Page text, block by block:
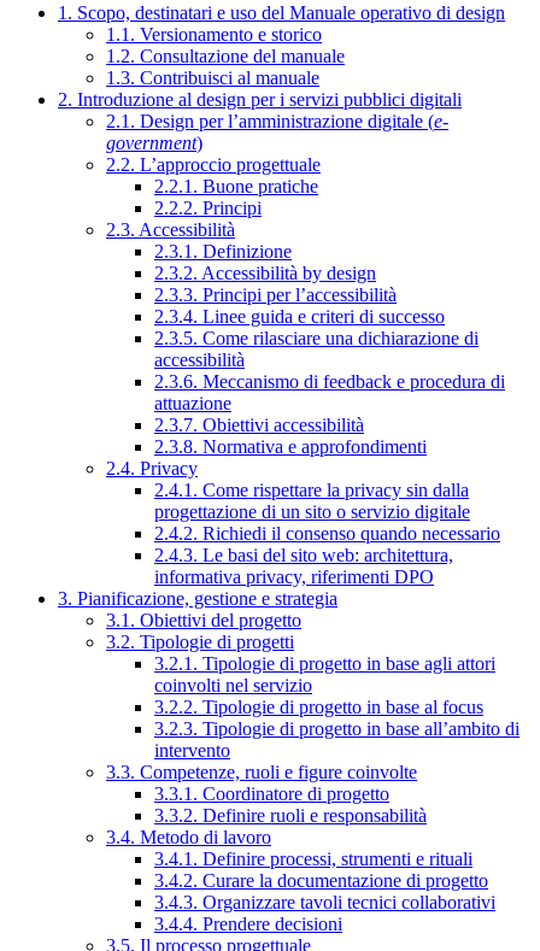
1. Scopo, destinatari e uso del Manuale operativo di design
1.1. Versionamento e storico
1.2. Consultazione del manuale
1.3. Contribuisci al manuale
2. Introduzione al design per i servizi pubblici digitali
2.1. Design per l’amministrazione digitale (e-
government)
2.2. L’approccio progettuale
2.2.1. Buone pratiche
2.2.2. Principi
2.3. Accessibilità
2.3.1. Definizione
2.3.2. Accessibilità by design
2.3.3. Principi per l’accessibilità
2.3.4. Linee guida e criteri di successo
2.3.5. Come rilasciare una dichiarazione di
accessibilità
2.3.6. Meccanismo di feedback e procedura di
attuazione
2.3.7. Obiettivi accessibilità
2.3.8. Normativa e approfondimenti
2.4. Privacy
2.4.1. Come rispettare la privacy sin dalla
progettazione di un sito o servizio digitale
2.4.2. Richiedi il consenso quando necessario
2.4.3. Le basi del sito web: architettura,
informativa privacy, riferimenti DPO
3. Pianificazione, gestione e strategia
3.1. Obiettivi del progetto
3.2. Tipologie di progetti
3.2.1. Tipologie di progetto in base agli attori
coinvolti nel servizio
3.2.2. Tipologie di progetto in base al focus
3.2.3. Tipologie di progetto in base all’ambito di
intervento
3.3. Competenze, ruoli e figure coinvolte
3.3.1. Coordinatore di progetto
3.3.2. Definire ruoli e responsabilità
3.4. Metodo di lavoro
3.4.1. Definire processi, strumenti e rituali
3.4.2. Curare la documentazione di progetto
3.4.3. Organizzare tavoli tecnici collaborativi
3.4.4. Prendere decisioni
3.5. Il processo progettuale